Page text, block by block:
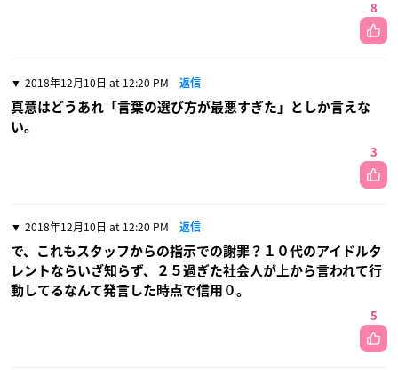
8
2018年12月10日 at 12:20 PM 返信
真意はどうあれ「言葉の選び方が最悪すぎた」としか言えな
い。
3
2018年12月10日 at 12:20 PM 返信
で、これもスタッフからの指示での謝罪？１０代のアイドルタ
レントならいざ知らず、２５過ぎた社会人が上から言われて行
動してるなんて発言した時点で信用０。
5